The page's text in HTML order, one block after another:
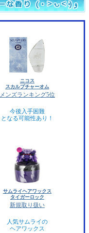
ニコス
スカルプチャーオム
メンズランキング5位
今後入手困難
となる可能性あり！
サムライヘアワックス
タイガーロック
新規取り扱い
人気サムライの
ヘアワックス